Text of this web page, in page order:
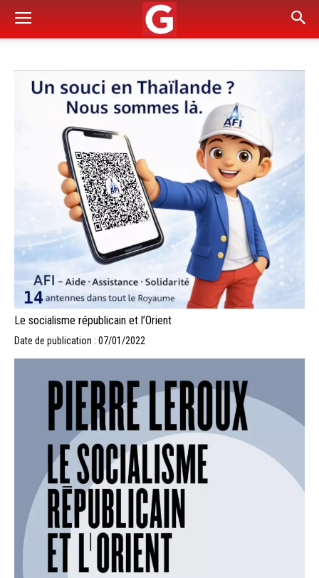
Le socialisme républicain et l’Orient
Date de publication : 07/01/2022